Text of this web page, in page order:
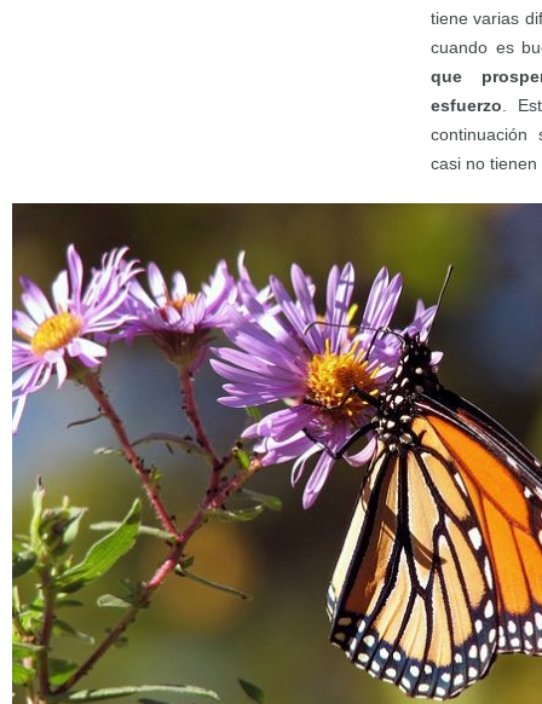
tiene varias
cuando es
que
esfuerzo .
casi no